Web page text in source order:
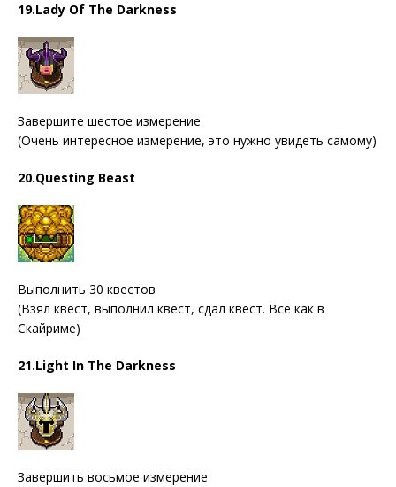
19.Lady Of The Darkness
Завершите шестое измерение
(Очень интересное измерение, это нужно увидеть самому)
20.Questing Beast
Выполнить 30 квестов
(Взял квест, выполнил квест, сдал квест. Всё как в
Скайриме)
21.Light In The Darkness
Завершить восьмое измерение